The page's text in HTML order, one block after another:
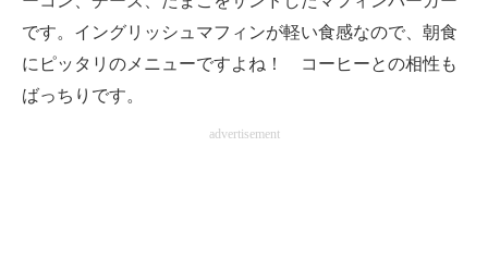
です。イングリッシュマフィンが軽い食感なので、朝食
にピッタリのメニューですよね！ コーヒーとの相性も
ばっちりです。
advertisement